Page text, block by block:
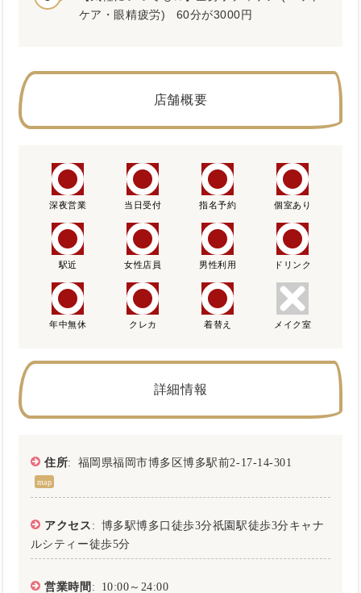
ケア・眼精疲労) 60分が3000円
店舗概要
深夜営業 当日受付 指名予約 個室あり
駅近 女性店員 男性利用 ドリンク
年中無休 クレカ 着替え メイク室
詳細情報
住所: 福岡県福岡市博多区博多駅前2-17-14-301
map
アクセス : 博多駅博多口徒歩3分祇園駅徒歩3分キャナ
ルシティー徒歩5分
営業時間 : 10:00～24:00